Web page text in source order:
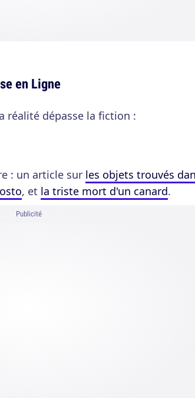
en Ligne
réalité dépasse la fiction :
: un article sur les objets trouvés
, et la triste mort d'un canard.
Publicité